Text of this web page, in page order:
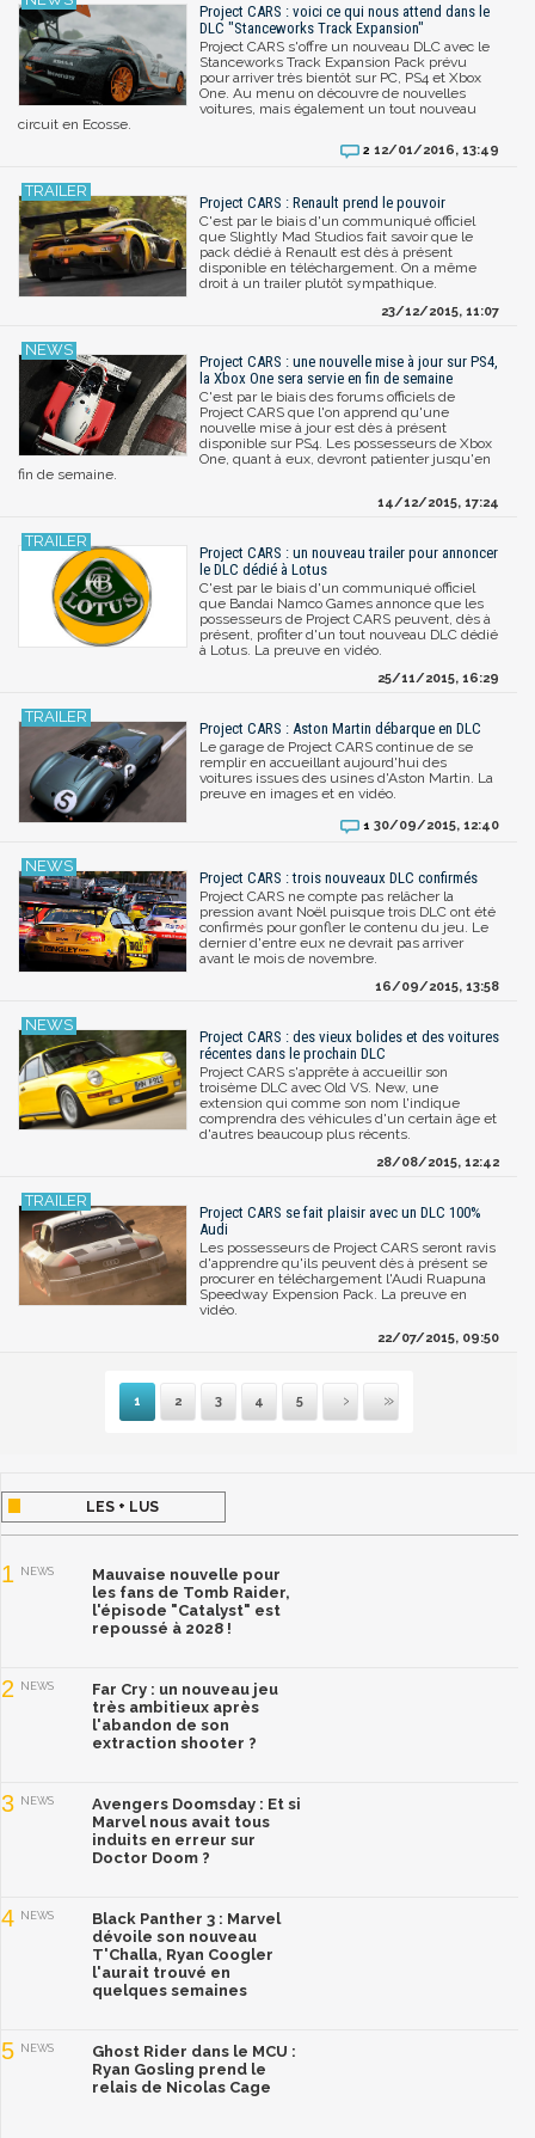
Project CARS : voici ce qui nous attend dans le
DLC "Stanceworks Track Expansion"
Project CARS s'offre un nouveau DLC avec le
Stanceworks Track Expansion Pack prévu
pour arriver très bientôt sur PC, PS4 et Xbox
One. Au menu on découvre de nouvelles
voitures, mais également un tout nouveau
circuit en Ecosse.
2 12/01/2016, 13:49
Project CARS : Renault prend le pouvoir
C'est par le biais d'un communiqué officiel
que Slightly Mad Studios fait savoir que le
pack dédié à Renault est dès à présent
disponible en téléchargement. On a même
droit à un trailer plutôt sympathique.
23/12/2015, 11:07
Project CARS : une nouvelle mise à jour sur PS4,
la Xbox One sera servie en fin de semaine
C'est par le biais des forums officiels de
Project CARS que l'on apprend qu'une
nouvelle mise à jour est dès à présent
disponible sur PS4. Les possesseurs de Xbox
One, quant à eux, devront patienter jusqu'en
fin de semaine.
14/12/2015, 17:24
Project CARS : un nouveau trailer pour annoncer
le DLC dédié à Lotus
C'est par le biais d'un communiqué officiel
que Bandai Namco Games annonce que les
possesseurs de Project CARS peuvent, dès à
présent, profiter d'un tout nouveau DLC dédié
à Lotus. La preuve en vidéo.
25/11/2015, 16:29
Project CARS : Aston Martin débarque en DLC
Le garage de Project CARS continue de se
remplir en accueillant aujourd'hui des
voitures issues des usines d'Aston Martin. La
preuve en images et en vidéo.
1 30/09/2015, 12:40
Project CARS : trois nouveaux DLC confirmés
Project CARS ne compte pas relâcher la
pression avant Noël puisque trois DLC ont été
confirmés pour gonfler le contenu du jeu. Le
dernier d'entre eux ne devrait pas arriver
avant le mois de novembre.
16/09/2015, 13:58
Project CARS : des vieux bolides et des voitures
récentes dans le prochain DLC
Project CARS s'apprête à accueillir son
troisème DLC avec Old VS. New, une
extension qui comme son nom l'indique
comprendra des véhicules d'un certain âge et
d'autres beaucoup plus récents.
28/08/2015, 12:42
Project CARS se fait plaisir avec un DLC 100%
Audi
Les possesseurs de Project CARS seront ravis
d'apprendre qu'ils peuvent dès à présent se
procurer en téléchargement l'Audi Ruapuna
Speedway Expension Pack. La preuve en
vidéo.
22/07/2015, 09:50
1 2 3 4 5
Suivante
Dernière
LES + LUS
1 NEWS
Mauvaise nouvelle pour
les fans de Tomb Raider,
l'épisode "Catalyst" est
repoussé à 2028 !
2 NEWS
Far Cry : un nouveau jeu
très ambitieux après
l'abandon de son
extraction shooter ?
3 NEWS
Avengers Doomsday : Et si
Marvel nous avait tous
induits en erreur sur
Doctor Doom ?
4 NEWS
Black Panther 3 : Marvel
dévoile son nouveau
T'Challa, Ryan Coogler
l'aurait trouvé en
quelques semaines
5 NEWS
Ghost Rider dans le MCU :
Ryan Gosling prend le
relais de Nicolas Cage